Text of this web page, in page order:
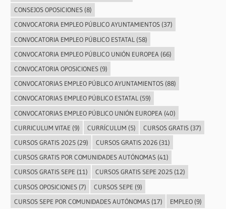
CONSEJOS OPOSICIONES(8)
CONVOCATORIA EMPLEO PÚBLICO AYUNTAMIENTOS(37)
CONVOCATORIA EMPLEO PÚBLICO ESTATAL (58)
CONVOCATORIA EMPLEO PÚBLICO UNIÓN EUROPEA (66)
CONVOCATORIA OPOSICIONES(9)
CONVOCATORIAS EMPLEO PÚBLICO AYUNTAMIENTOS(88)
CONVOCATORIAS EMPLEO PÚBLICO ESTATAL(59)
CONVOCATORIAS EMPLEO PÚBLICO UNIÓN EUROPEA (40)
CURRICULUM VITAE (9) CURRÍCULUM (5) CURSOS GRATIS(37)
CURSOS GRATIS 2025(29) CURSOS GRATIS 2026(31)
CURSOS GRATIS POR COMUNIDADES AUTÓNOMAS(41)
CURSOS GRATIS SEPE (11) CURSOS GRATIS SEPE 2025(12)
CURSOS OPOSICIONES(7) CURSOS SEPE (9)
CURSOS SEPE POR COMUNIDADES AUTÓNOMAS(17) EMPLEO(9)